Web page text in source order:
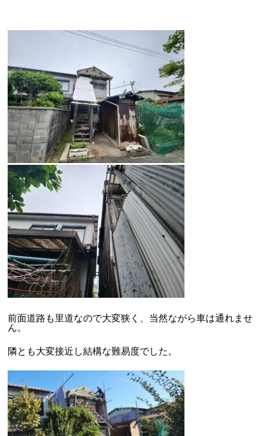
前面道路も里道なので大変狭く、当然ながら車は通れませ
ん。
隣とも大変接近し結構な難易度でした。